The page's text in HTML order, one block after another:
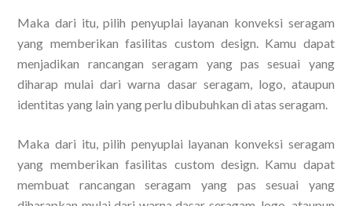
Maka dari itu, pilih penyuplai layanan konveksi seragam
yang memberikan fasilitas custom design. Kamu dapat
menjadikan rancangan seragam yang pas sesuai yang
diharap mulai dari warna dasar seragam, logo, ataupun
identitas yang lain yang perlu dibubuhkan di atas seragam.
Maka dari itu, pilih penyuplai layanan konveksi seragam
yang memberikan fasilitas custom design. Kamu dapat
membuat rancangan seragam yang pas sesuai yang